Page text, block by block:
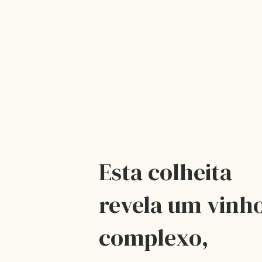
Esta colheita
revela um
complexo,